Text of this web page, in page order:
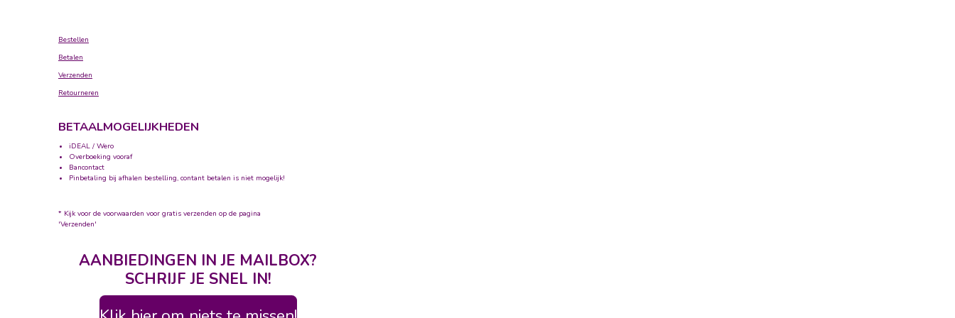
Bestellen
Betalen
Verzenden
Retourneren
BETAALMOGELIJKHEDEN
iDEAL / Wero
Overboeking vooraf
Bancontact
Pinbetaling bij afhalen bestelling, contant betalen is niet mogelijk!
* Kijk voor de voorwaarden voor gratis verzenden op de pagina
'Verzenden'
AANBIEDINGEN IN JE MAILBOX?
SCHRIJF JE SNEL IN!